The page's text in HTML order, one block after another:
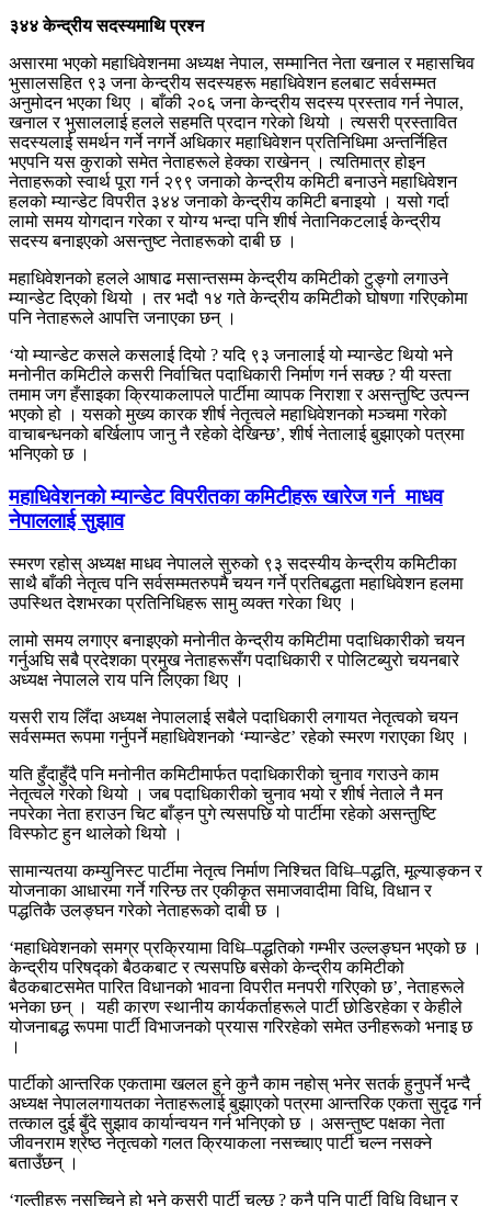
३४४ केन्द्रीय सदस्यमाथि प्रश्न
असारमा भएको महाधिवेशनमा अध्यक्ष नेपाल, सम्मानित नेता खनाल र महासचिव
भुसालसहित ९३ जना केन्द्रीय सदस्यहरू महाधिवेशन हलबाट सर्वसम्मत
अनुमोदन भएका थिए । बाँकी २०६ जना केन्द्रीय सदस्य प्रस्ताव गर्न नेपाल,
खनाल र भुसाललाई हलले सहमति प्रदान गरेको थियो । त्यसरी प्रस्तावित
सदस्यलाई समर्थन गर्ने नगर्ने अधिकार महाधिवेशन प्रतिनिधिमा अन्तर्निहित
भएपनि यस कुराको समेत नेताहरूले हेक्का राखेनन् । त्यतिमात्र होइन
नेताहरूको स्वार्थ पूरा गर्न २९९ जनाको केन्द्रीय कमिटी बनाउने महाधिवेशन
हलको म्यान्डेट विपरीत ३४४ जनाको केन्द्रीय कमिटी बनाइयो । यसो गर्दा
लामो समय योगदान गरेका र योग्य भन्दा पनि शीर्ष नेतानिकटलाई केन्द्रीय
सदस्य बनाइएको असन्तुष्ट नेताहरूको दाबी छ ।
महाधिवेशनको हलले आषाढ मसान्तसम्म केन्द्रीय कमिटीको टुङ्गो लगाउने
म्यान्डेट दिएको थियो । तर भदौ १४ गते केन्द्रीय कमिटीको घोषणा गरिएकोमा
पनि नेताहरूले आपत्ति जनाएका छन् ।
‘यो म्यान्डेट कसले कसलाई दियो ? यदि ९३ जनालाई यो म्यान्डेट थियो भने
मनोनीत कमिटीले कसरी निर्वाचित पदाधिकारी निर्माण गर्न सक्छ ? यी यस्ता
तमाम जग हँसाइका क्रियाकलापले पार्टीमा व्यापक निराशा र असन्तुष्टि उत्पन्न
भएको हो । यसको मुख्य कारक शीर्ष नेतृत्वले महाधिवेशनको मञ्चमा गरेको
वाचाबन्धनको बर्खिलाप जानु नै रहेको देखिन्छ’, शीर्ष नेतालाई बुझाएको पत्रमा
भनिएको छ ।
महाधिवेशनको म्यान्डेट विपरीतका कमिटीहरू खारेज गर्न माधव
नेपाललाई सुझाव
स्मरण रहोस् अध्यक्ष माधव नेपालले सुरुको ९३ सदस्यीय केन्द्रीय कमिटीका
साथै बाँकी नेतृत्व पनि सर्वसम्मतरुपमै चयन गर्ने प्रतिबद्धता महाधिवेशन हलमा
उपस्थित देशभरका प्रतिनिधिहरू सामु व्यक्त गरेका थिए ।
लामो समय लगाएर बनाइएको मनोनीत केन्द्रीय कमिटीमा पदाधिकारीको चयन
गर्नुअघि सबै प्रदेशका प्रमुख नेताहरूसँग पदाधिकारी र पोलिटब्युरो चयनबारे
अध्यक्ष नेपालले राय पनि लिएका थिए ।
यसरी राय लिँदा अध्यक्ष नेपाललाई सबैले पदाधिकारी लगायत नेतृत्वको चयन
सर्वसम्मत रूपमा गर्नुपर्ने महाधिवेशनको ‘म्यान्डेट’ रहेको स्मरण गराएका थिए ।
यति हुँदाहुँदै पनि मनोनीत कमिटीमार्फत पदाधिकारीको चुनाव गराउने काम
नेतृत्वले गरेको थियो । जब पदाधिकारीको चुनाव भयो र शीर्ष नेताले नै मन
नपरेका नेता हराउन चिट बाँड्न पुगे त्यसपछि यो पार्टीमा रहेको असन्तुष्टि
विस्फोट हुन थालेको थियो ।
सामान्यतया कम्युनिस्ट पार्टीमा नेतृत्व निर्माण निश्चित विधि–पद्धति, मूल्याङ्कन र
योजनाका आधारमा गर्ने गरिन्छ तर एकीकृत समाजवादीमा विधि, विधान र
पद्धतिकै उलङ्घन गरेको नेताहरूको दाबी छ ।
‘महाधिवेशनको समग्र प्रक्रियामा विधि–पद्धतिको गम्भीर उल्लङ्घन भएको छ ।
केन्द्रीय परिषद्को बैठकबाट र त्यसपछि बसेको केन्द्रीय कमिटीको
बैठकबाटसमेत पारित विधानको भावना विपरीत मनपरी गरिएको छ’, नेताहरूले
भनेका छन् । यही कारण स्थानीय कार्यकर्ताहरूले पार्टी छोडिरहेका र केहीले
योजनाबद्ध रूपमा पार्टी विभाजनको प्रयास गरिरहेको समेत उनीहरूको भनाइ छ
।
पार्टीको आन्तरिक एकतामा खलल हुने कुनै काम नहोस् भनेर सतर्क हुनुपर्ने भन्दै
अध्यक्ष नेपाललगायतका नेताहरूलाई बुझाएको पत्रमा आन्तरिक एकता सुदृढ गर्न
तत्काल दुई बुँदे सुझाव कार्यान्वयन गर्न भनिएको छ । असन्तुष्ट पक्षका नेता
जीवनराम श्रेष्ठ नेतृत्वको गलत क्रियाकला नसच्चाए पार्टी चल्न नसक्ने
बताउँछन् ।
‘गल्तीहरू नसच्चिने हो भने कसरी पार्टी चल्छ ? कुनै पनि पार्टी विधि विधान र